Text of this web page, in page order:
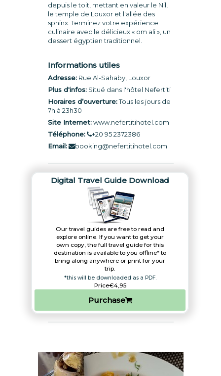
depuis le toit, mettant en valeur le Nil,
le temple de Louxor et l'allée des
sphinx. Terminez votre expérience
culinaire avec le délicieux « om ali », un
dessert égyptien traditionnel.
Informations utiles
Adresse:Rue Al-Sahaby, Louxor
Plus d'infos:Situé dans l'hôtel Nefertiti
Horaires d’ouverture:Tous les jours de
7h à 23h30
Site Internet: www.nefertitihotel.com
Téléphone:
+20 95 2372386
Email:
booking@nefertitihotel.com
Digital Travel Guide Download
Our travel guides are free to read and
explore online. If you want to get your
own copy, the full travel guide for this
destination is available to you offline* to
bring along anywhere or print for your
trip.​
*this will be downloaded as a PDF.
Price€4,95
Purchase